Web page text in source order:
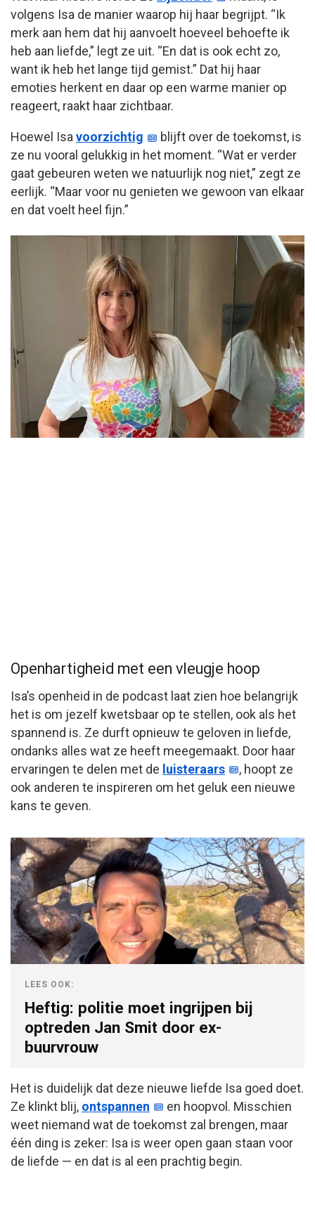
volgens Isa de manier waarop hij haar begrijpt. “Ik
merk aan hem dat hij aanvoelt hoeveel behoefte ik
heb aan liefde,” legt ze uit. “En dat is ook echt zo,
want ik heb het lange tijd gemist.” Dat hij haar
emoties herkent en daar op een warme manier op
reageert, raakt haar zichtbaar.
Hoewel Isavoorzichtig
blijft over de toekomst, is
ze nu vooral gelukkig in het moment. “Wat er verder
gaat gebeuren weten we natuurlijk nog niet,” zegt ze
eerlijk. “Maar voor nu genieten we gewoon van elkaar
en dat voelt heel fijn.”
Openhartigheid met een vleugje hoop
Isa’s openheid in de podcast laat zien hoe belangrijk
het is om jezelf kwetsbaar op te stellen, ook als het
spannend is. Ze durft opnieuw te geloven in liefde,
ondanks alles wat ze heeft meegemaakt. Door haar
ervaringen te delen met de luisteraars
, hoopt ze
ook anderen te inspireren om het geluk een nieuwe
kans te geven.
LEES OOK:
Heftig: politie moet ingrijpen bij
optreden Jan Smit door ex-
buurvrouw
Het is duidelijk dat deze nieuwe liefde Isa goed doet.
Ze klinkt blij, ontspannen
en hoopvol. Misschien
weet niemand wat de toekomst zal brengen, maar
één ding is zeker: Isa is weer open gaan staan voor
de liefde — en dat is al een prachtig begin.